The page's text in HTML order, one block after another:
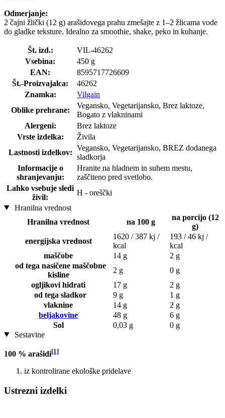
Odmerjanje:
2 čajni žlički (12 g) arašidovega prahu zmešajte z 1–2 žlicama vode
do gladke teksture. Idealno za smoothie, shake, peko in kuhanje.
Št. izd.:
VIL-46262
Vsebina:
450 g
EAN:
8595717726609
Št.-Proizvajalca:
46262
Znamka:
Vilgain
Oblike prehrane:
Vegansko, Vegetarijansko, Brez laktoze,
Bogato z vlakninami
Alergeni:
Brez laktoze
Vrste izdelka:
Živila
Lastnosti izdelkov:
Vegansko, Vegetarijansko, BREZ dodanega
sladkorja
Informacije o
shranjevanju:
Hranite na hladnem in suhem mestu,
zaščiteno pred svetlobo.
Lahko vsebuje sledi
živil:
H - oreščki
Hranilna vrednost
Hranilna vrednost
na 100 g
na porcijo (12
g)
energijska vrednost
1620 / 387 kj /
kcal
193 / 46 kj /
kcal
maščobe
14 g
2 g
od tega nasičene maščobne
kisline
2 g
0 g
ogljikovi hidrati
17 g
2 g
od tega sladkor
9 g
1 g
vlaknine
14 g
2 g
beljakovine
48 g
6 g
Sol
0,03 g
0 g
Sestavine
100 % arašidi[1]
iz kontrolirane ekološke pridelave
Ustrezni izdelki